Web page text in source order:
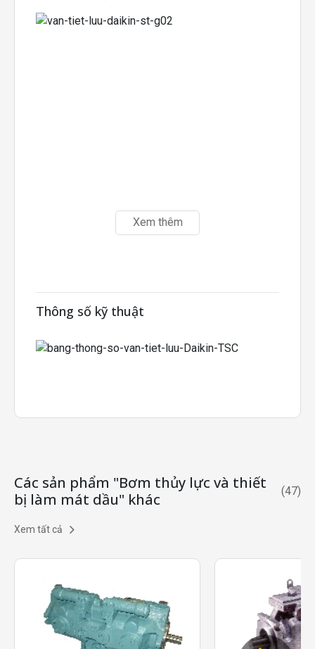
Xem thêm
Thông số kỹ thuật
Các sản phẩm "Bơm thủy lực và thiết
bị làm mát dầu" khác
(47)
Xem tất cả